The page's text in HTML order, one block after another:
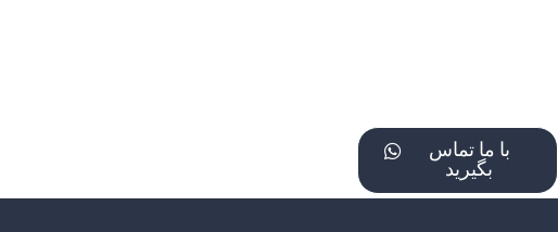
با ما تماس
بگیرید